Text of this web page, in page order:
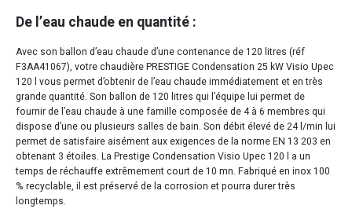
De l’eau chaude en quantité :
Avec son ballon d’eau chaude d’une contenance de 120 litres (réf
F3AA41067), votre chaudière PRESTIGE Condensation 25 kW Visio Upec
120 l vous permet d’obtenir de l’eau chaude immédiatement et en très
grande quantité. Son ballon de 120 litres qui l’équipe lui permet de
fournir de l’eau chaude à une famille composée de 4 à 6 membres qui
dispose d’une ou plusieurs salles de bain. Son débit élevé de 24 l/min lui
permet de satisfaire aisément aux exigences de la norme EN 13 203 en
obtenant 3 étoiles. La Prestige Condensation Visio Upec 120 l a un
temps de réchauffe extrêmement court de 10 mn. Fabriqué en inox 100
% recyclable, il est préservé de la corrosion et pourra durer très
longtemps.